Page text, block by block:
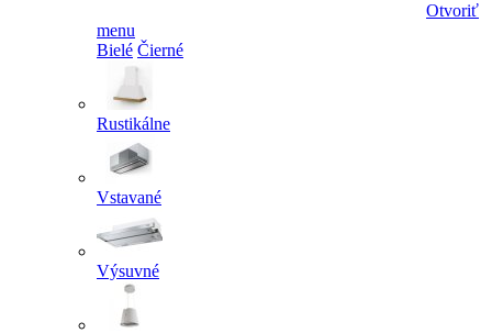
Otvoriť
menu
Bielé Čierné
Rustikálne
Vstavané
Výsuvné